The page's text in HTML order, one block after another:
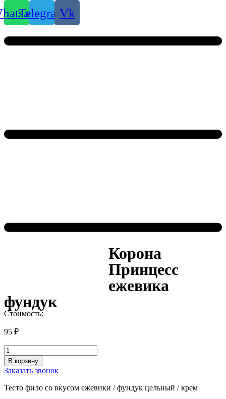
TelegramVk
Корона
Принцесс
ежевика
фундук
Стоимость:
95 ₽
Количество
товара
Корона
Принцесс
ежевика
фундук
В корзину
Заказать звонок
Тесто фило со вкусом ежевики / фундук цельный / крем